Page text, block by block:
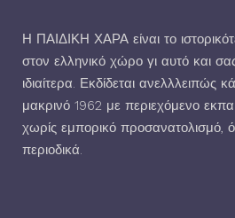
Η ΠΑΙΔΙΚΗ ΧΑΡΑ είναι το
στον ελληνικό χώρο γι αυτό και
ιδιαίτερα. Εκδίδεται ανελλλειπώς
μακρινό 1962 με περιεχόμενο
χωρίς εμπορικό προσανατολισμό,
περιοδικά.